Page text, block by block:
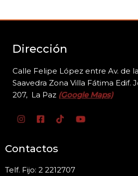
Dirección
Calle Felipe López entre Av. de
Saavedra Zona Villa Fátima Edif.
207, La Paz (Google Maps)
Contactos
Telf. Fijo: 2 2212707